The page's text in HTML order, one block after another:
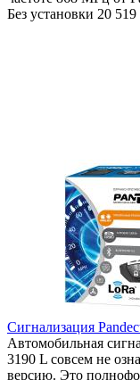
Без установки 20 519
Сигнализация
Автомобильная
3190 L совсем не
версию. Это